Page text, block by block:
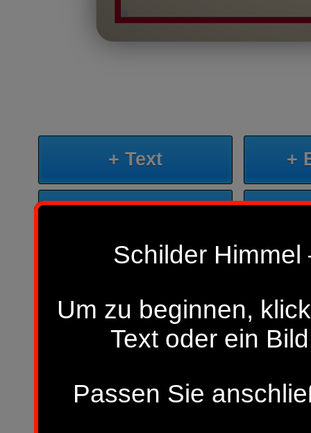
+ Text +
Schilder
Um zu beginnen,
Text oder ein
Passen Sie